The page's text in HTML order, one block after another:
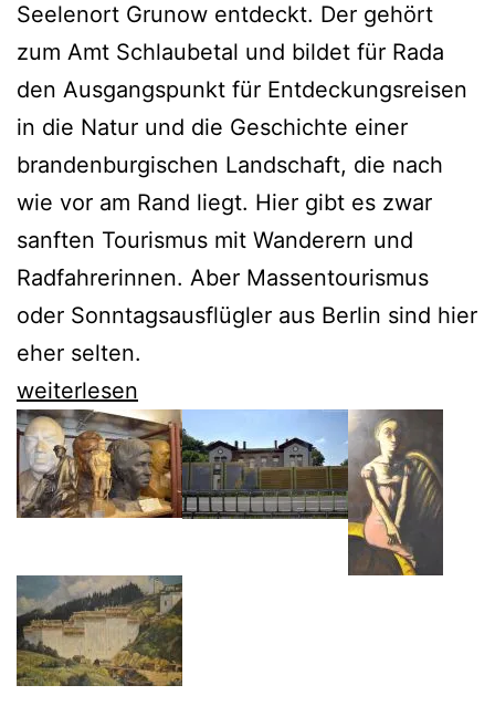
Seelenort Grunow entdeckt. Der gehört
zum Amt Schlaubetal und bildet für Rada
den Ausgangspunkt für Entdeckungsreisen
in die Natur und die Geschichte einer
brandenburgischen Landschaft, die nach
wie vor am Rand liegt. Hier gibt es zwar
sanften Tourismus mit Wanderern und
Radfahrerinnen. Aber Massentourismus
oder Sonntagsausflügler aus Berlin sind hier
eher selten.
Siehdichum:
Uwe
Rada
entdeckt
Landschaft
in
Brandenburg
weiterlesen